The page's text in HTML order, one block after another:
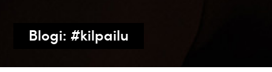
Blogi: #kilpailu